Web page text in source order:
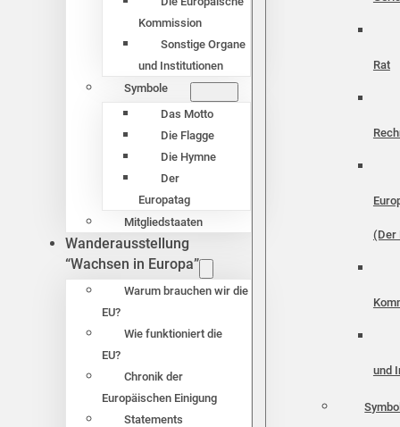
Kommission
Sonstige Organe
und Institutionen
Symbole
Das Motto
Die Flagge
Die Hymne
Der
Europatag
Mitgliedstaaten
Wanderausstellung
“Wachsen in Europa”
Warum brauchen wir die
EU?
Wie funktioniert die
EU?
Chronik der
Europäischen Einigung
Statements
Rat
(Der
und